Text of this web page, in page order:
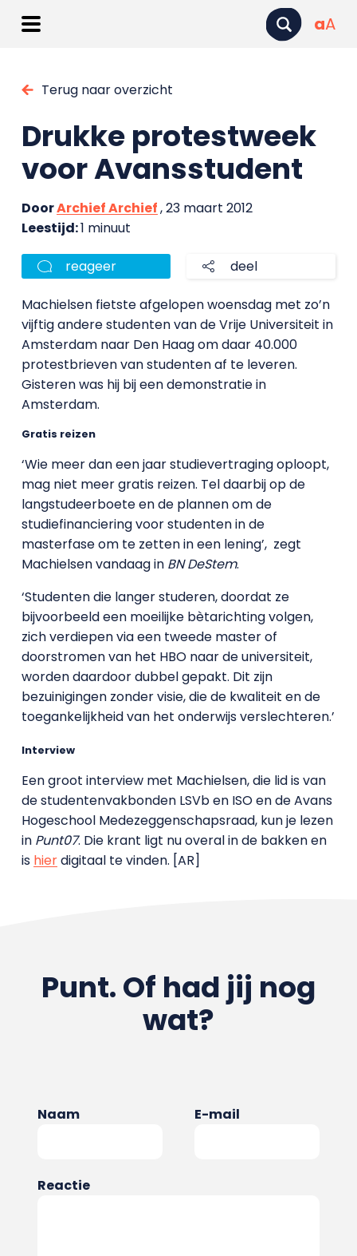
aA
Terug naar overzicht
Drukke protestweek
voor Avansstudent
DoorArchief Archief, 23 maart 2012
Leestijd:1 minuut
reageer deel
Machielsen fietste afgelopen woensdag met zo’n
vijftig andere studenten van de Vrije Universiteit in
Amsterdam naar Den Haag om daar 40.000
protestbrieven van studenten af te leveren.
Gisteren was hij bij een demonstratie in
Amsterdam.
Gratis reizen
‘Wie meer dan een jaar studievertraging oploopt,
mag niet meer gratis reizen. Tel daarbij op de
langstudeerboete en de plannen om de
studiefinanciering voor studenten in de
masterfase om te zetten in een lening’, zegt
Machielsen vandaag in BN DeStem.
‘Studenten die langer studeren, doordat ze
bijvoorbeeld een moeilijke bètarichting volgen,
zich verdiepen via een tweede master of
doorstromen van het HBO naar de universiteit,
worden daardoor dubbel gepakt. Dit zijn
bezuinigingen zonder visie, die de kwaliteit en de
toegankelijkheid van het onderwijs verslechteren.’
Interview
Een groot interview met Machielsen, die lid is van
de studentenvakbonden LSVb en ISO en de Avans
Hogeschool Medezeggenschapsraad, kun je lezen
in Punt07. Die krant ligt nu overal in de bakken en
is hierdigitaal te vinden. [AR]
Punt. Of had jij nog
wat?
Naam E-mail
Reactie